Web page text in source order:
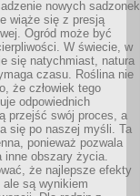
nowych sadzonek
wiąże się z presją
Ogród może być
W świecie, w
się natychmiast, natura
czasu. Roślina nie
że człowiek tego
odpowiednich
przejść swój proces, a
się po naszej myśli. Ta
ponieważ pozwala
inne obszary życia.
że najlepsze efekty
ale są wynikiem